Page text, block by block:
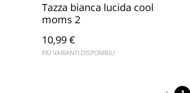
Tazza bianca lucida cool
moms 2
10,99 €
PIÙ VARIANTI DISPONIBILI